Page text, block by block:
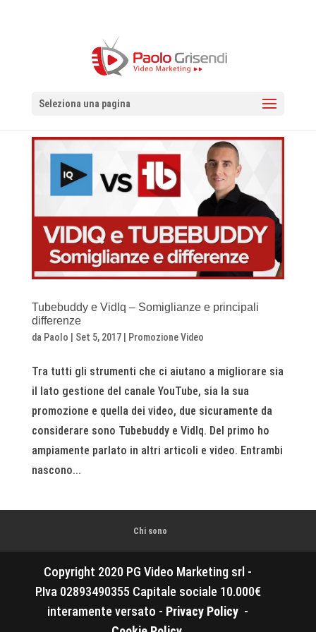
Seleziona una pagina
Tubebuddy e VidIq – Somiglianze e principali
differenze
da Paolo | Set 5, 2017| Promozione Video
Tra tutti gli strumenti che ci aiutano a migliorare sia
il lato gestione del canale YouTube, sia la sua
promozione e quella dei video, due sicuramente da
considerare sono Tubebuddy e VidIq. Del primo ho
ampiamente parlato in altri articoli e video. Entrambi
nascono...
Chi sono
Copyright 2020 PG Video Marketing srl -
P.Iva 02893490355 Capitale sociale 10.000€
interamente versato - Privacy Policy -